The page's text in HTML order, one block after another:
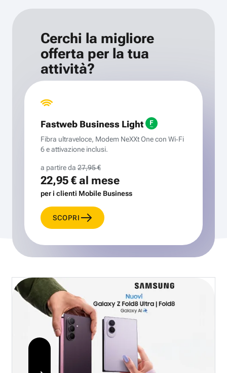
Cerchi la migliore
offerta per la tua
attività?
Fastweb Business Light
Fibra ultraveloce, Modem NeXXt One con Wi‑Fi
6 e attivazione inclusi.
a partire da 27,95 €
22,95 €al mese
per i clienti Mobile Business
SCOPRI